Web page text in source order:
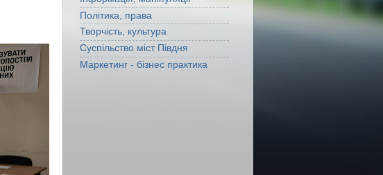
Політика, права
Творчість, культура
Суспільство міст Півдня
Маркетинг - бізнес практика